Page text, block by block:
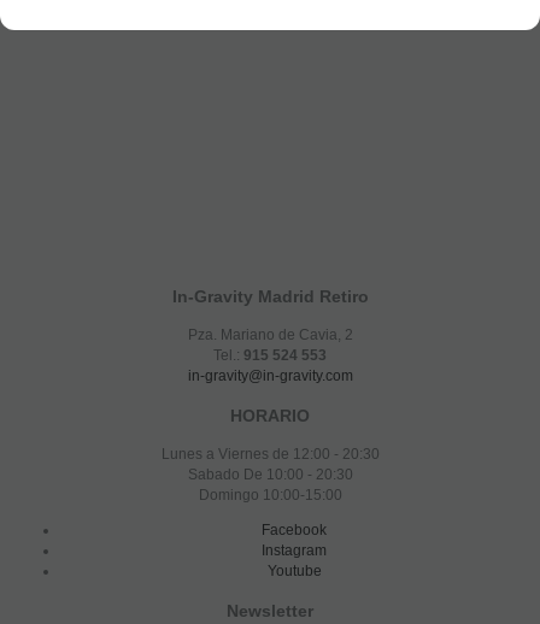
In-Gravity Madrid Retiro
Pza. Mariano de Cavia, 2
Tel.: 915 524 553
in-gravity@in-gravity.com
HORARIO
Lunes a Viernes de 12:00 - 20:30
Sabado De 10:00 - 20:30
Domingo 10:00-15:00
Facebook
Instagram
Youtube
Newsletter